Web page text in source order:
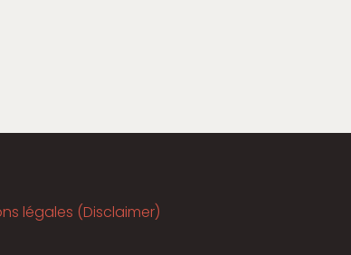
légales (Disclaimer)